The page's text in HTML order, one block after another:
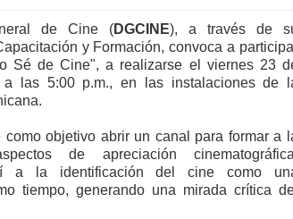
de Cine (DGCINE), a través de
y Formación, convoca a
Sé de Cine", a realizarse el viernes 23
a las 5:00 p.m., en las instalaciones de
como objetivo abrir un canal para formar a
de apreciación
a la identificación del cine como
tiempo, generando una mirada crítica